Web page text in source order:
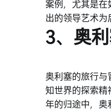
案例，尤其是在
出的领导艺术为
3、奥
奥利塞的旅行与
知世界的探索精
年的归途中，奥